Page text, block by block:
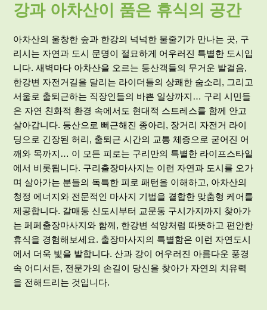
강과 아차산이 품은 휴식의 공간
아차산의 울창한 숲과 한강의 넉넉한 물줄기가 만나는 곳, 구
리시는 자연과 도시 문명이 절묘하게 어우러진 특별한 도시입
니다. 새벽마다 아차산을 오르는 등산객들의 무거운 발걸음,
한강변 자전거길을 달리는 라이더들의 상쾌한 숨소리, 그리고
서울로 출퇴근하는 직장인들의 바쁜 일상까지… 구리 시민들
은 자연 친화적 환경 속에서도 현대적 스트레스를 함께 안고
살아갑니다. 등산으로 뻐근해진 종아리, 장거리 자전거 라이
딩으로 긴장된 허리, 출퇴근 시간의 교통 체증으로 굳어진 어
깨와 목까지… 이 모든 피로는 구리만의 특별한 라이프스타일
에서 비롯됩니다. 구리출장마사지는 이런 자연과 도시를 오가
며 살아가는 분들의 독특한 피로 패턴을 이해하고, 아차산의
청정 에너지와 전문적인 마사지 기법을 결합한 맞춤형 케어를
제공합니다. 갈매동 신도시부터 교문동 구시가지까지 찾아가
는 페페출장마사지와 함께, 한강변 석양처럼 따뜻하고 편안한
휴식을 경험해보세요. 출장마사지의 특별함은 이런 자연도시
에서 더욱 빛을 발합니다. 산과 강이 어우러진 아름다운 풍경
속 어디서든, 전문가의 손길이 당신을 찾아가 자연의 치유력
을 전해드리는 것입니다.